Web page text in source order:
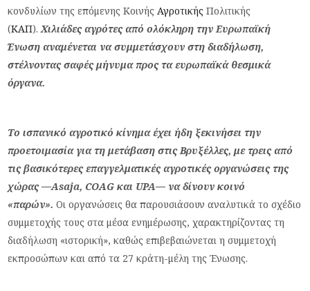
κονδυλίων της επόμενης ΚοινήςΑγροτικήςΠολιτικής
(ΚΑΠ).Χιλιάδες αγρότες από ολόκληρη την Ευρωπαϊκή
Ένωση αναμένεται να συμμετάσχουν στη διαδήλωση,
στέλνοντας σαφές μήνυμα προς τα ευρωπαϊκά θεσμικά
όργανα.
Το ισπανικό αγροτικό κίνημα έχει ήδη ξεκινήσει την
προετοιμασία για τη μετάβαση στις Βρυξέλλες, με τρεις από
τις βασικότερες επαγγελματικές αγροτικές οργανώσεις της
χώρας —Asaja, COAG και UPA— να δίνουν κοινό
«παρών». Οι οργανώσεις θα παρουσιάσουν αναλυτικά το σχέδιο
συμμετοχής τους στα μέσα ενημέρωσης, χαρακτηρίζοντας τη
διαδήλωση «ιστορική», καθώς επιβεβαιώνεται η συμμετοχή
εκπροσώπων και από τα 27 κράτη-μέλη της Ένωσης.